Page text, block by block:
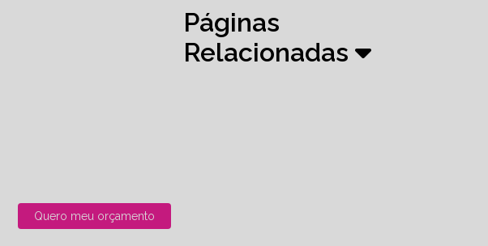
Páginas
Relacionadas
Quero meu orçamento